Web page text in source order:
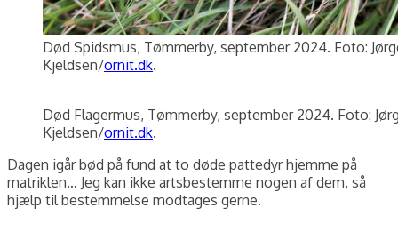
Død Spidsmus, Tømmerby, september 2024. Foto:
Kjeldsen/ornit.dk.
Død Flagermus, Tømmerby, september 2024. Foto:
Kjeldsen/ornit.dk.
Dagen igår bød på fund at to døde pattedyr hjemme på
matriklen… Jeg kan ikke artsbestemme nogen af dem, så
hjælp til bestemmelse modtages gerne.